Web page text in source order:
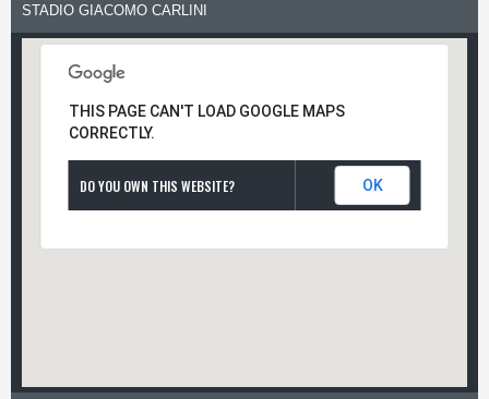
STADIO GIACOMO CARLINI
THIS PAGE CAN'T LOAD GOOGLE MAPS
CORRECTLY.
DO YOU OWN THIS WEBSITE? OK